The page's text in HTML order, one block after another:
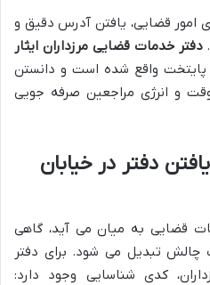
امور قضایی، یافتن آدرس دقیق و
دفتر خدمات قضایی مرزداران ایثار
پایتخت واقع شده است و دانستن
و انرژی مراجعین صرفه جویی
دفتر در خیابان
قضایی به میان می آید، گاهی
چالش تبدیل می شود. برای دفتر
کدی شناسایی وجود دارد: